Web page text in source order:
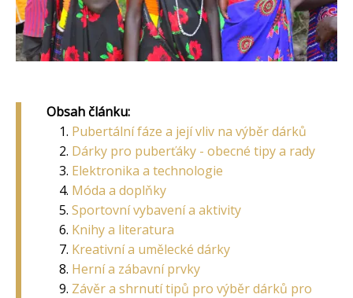
Obsah článku:
Pubertální fáze a její vliv na výběr dárků
Dárky pro puberťáky - obecné tipy a rady
Elektronika a technologie
Móda a doplňky
Sportovní vybavení a aktivity
Knihy a literatura
Kreativní a umělecké dárky
Herní a zábavní prvky
Závěr a shrnutí tipů pro výběr dárků pro